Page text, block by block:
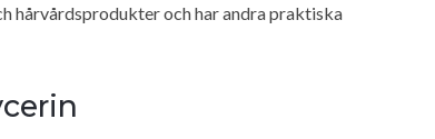
hårvårdsprodukter och har andra praktiska